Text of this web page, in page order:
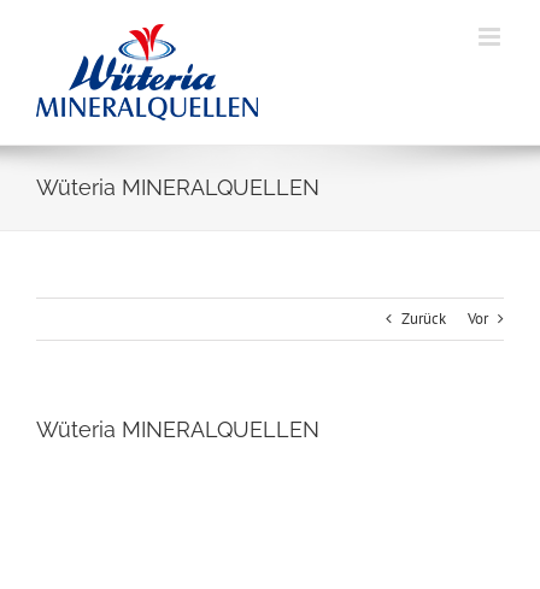
Wüteria MINERALQUELLEN
Zurück Vor
Wüteria MINERALQUELLEN